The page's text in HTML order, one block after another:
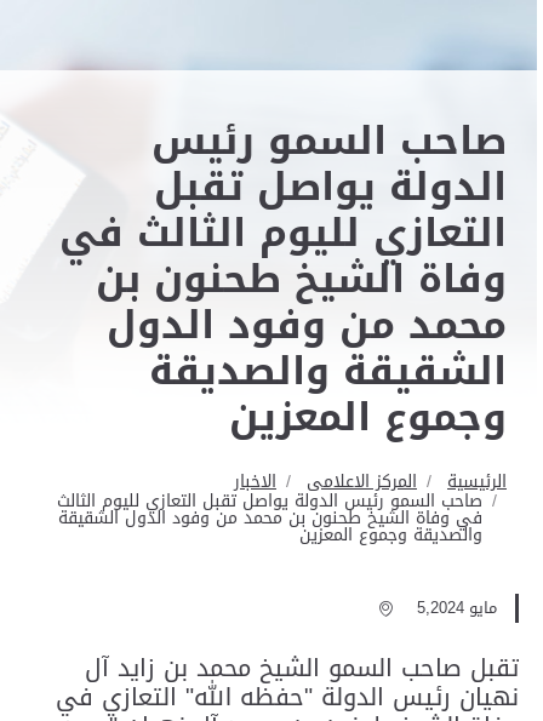
صاحب السمو رئيس
الدولة يواصل تقبل
التعازي لليوم الثالث في
وفاة الشيخ طحنون بن
محمد من وفود الدول
الشقيقة والصديقة
وجموع المعزين
الرئيسية المركز الاعلامى الاخبار
صاحب السمو رئيس الدولة يواصل تقبل التعازي لليوم الثالث
في وفاة الشيخ طحنون بن محمد من وفود الدول الشقيقة
والصديقة وجموع المعزين
مايو 5,2024
تقبل صاحب السمو الشيخ محمد بن زايد آل
نهيان رئيس الدولة "حفظه الله" التعازي في